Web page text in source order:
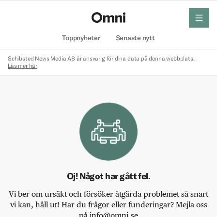
Toppnyheter Senaste nytt
meny
Schibsted News Media AB är ansvarig för dina data på denna webbplats.
Läs mer här
Oj! Något har gått fel.
Vi ber om ursäkt och försöker åtgärda problemet så snart
vi kan, håll ut! Har du frågor eller funderingar? Mejla oss